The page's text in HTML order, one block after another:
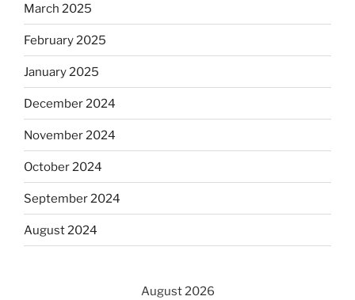
March 2025
February 2025
January 2025
December 2024
November 2024
October 2024
September 2024
August 2024
August 2026